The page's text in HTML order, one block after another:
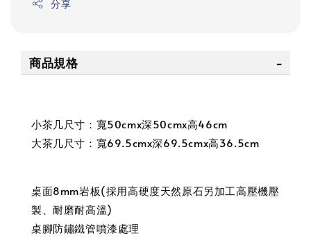
分享
商品規格
小茶几尺寸：寬50cmx深50cmx高46cm
大茶几尺寸：寬69.5cmx深69.5cmx高36.5cm
桌面8mm岩板(採用高硬度天然原石另加工高壓機壓
製、耐磨耐高溫)
桌腳防鏽鐵管噴漆處理